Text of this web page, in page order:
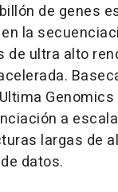
de genes
la
de ultra alto
Genomics
a
largas de
datos.